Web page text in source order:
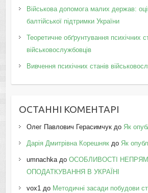
Військова допомога малих держав:
балтійської підтримки України
Теоретичне обґрунтування психічних
військовослужбовців
Вивчення психічних станів
ОСТАННІ КОМЕНТАРІ
Олег Павлович Герасимчукдо Як
Дарія Дмитрівна Корешнякдо Як
umnachkaдо ОСОБЛИВОСТІ
ОПОДАТКУВАННЯ В УКРАЇНІ
vox1до Методичні засади побудови